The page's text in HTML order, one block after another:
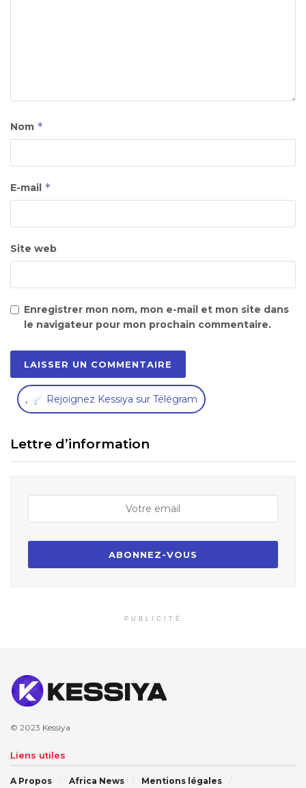
Nom *
E-mail *
Site web
Enregistrer mon nom, mon e-mail et mon site dans
le navigateur pour mon prochain commentaire.
, Rejoignez Kessiya sur Télégram
Lettre d’information
PUBLICITÉ
© 2023 Kessiya
Liens utiles
A Propos Africa News Mentions légales